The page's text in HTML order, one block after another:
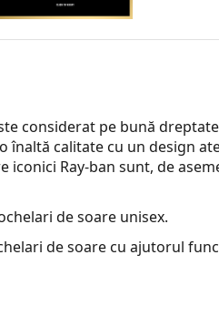
considerat pe bună
înaltă calitate cu un design
iconici Ray-ban sunt, de
de soare unisex.
de soare cu ajutorul